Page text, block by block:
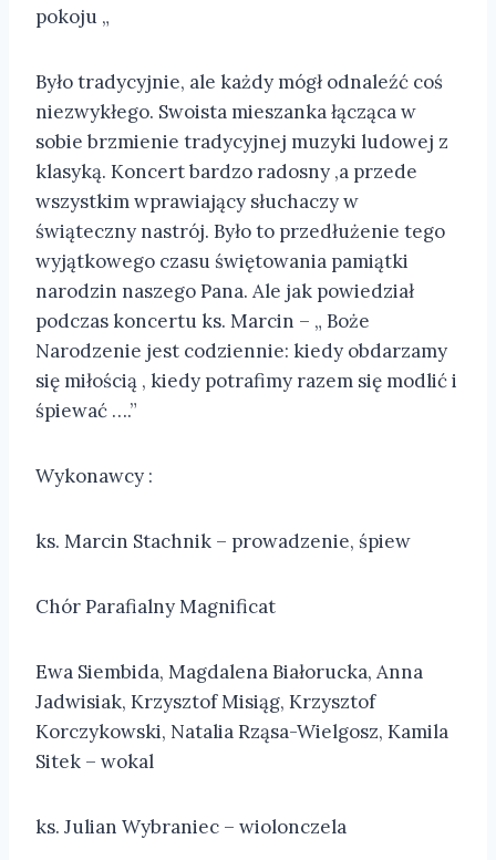
pokoju „
Było tradycyjnie, ale każdy mógł odnaleźć coś
niezwykłego. Swoista mieszanka łącząca w
sobie brzmienie tradycyjnej muzyki ludowej z
klasyką. Koncert bardzo radosny ,a przede
wszystkim wprawiający słuchaczy w
świąteczny nastrój. Było to przedłużenie tego
wyjątkowego czasu świętowania pamiątki
narodzin naszego Pana. Ale jak powiedział
podczas koncertu ks. Marcin – „ Boże
Narodzenie jest codziennie: kiedy obdarzamy
się miłością , kiedy potrafimy razem się modlić i
śpiewać ….”
Wykonawcy :
ks. Marcin Stachnik – prowadzenie, śpiew
Chór Parafialny Magnificat
Ewa Siembida, Magdalena Białorucka, Anna
Jadwisiak, Krzysztof Misiąg, Krzysztof
Korczykowski, Natalia Rząsa-Wielgosz, Kamila
Sitek – wokal
ks. Julian Wybraniec – wiolonczela